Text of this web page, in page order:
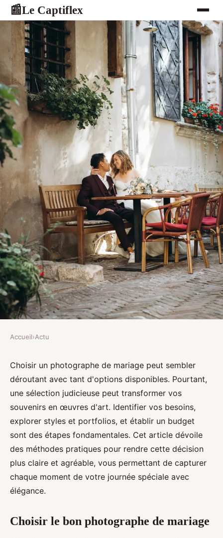
📰Le Captiflex
Les étapes essentielles pour
choisir un photographe mariage
Margot•30 novembre 2024•5 min de lecture
Accueil›Actu
Choisir un photographe de mariage peut sembler
déroutant avec tant d'options disponibles. Pourtant,
une sélection judicieuse peut transformer vos
souvenirs en œuvres d'art. Identifier vos besoins,
explorer styles et portfolios, et établir un budget
sont des étapes fondamentales. Cet article dévoile
des méthodes pratiques pour rendre cette décision
plus claire et agréable, vous permettant de capturer
chaque moment de votre journée spéciale avec
élégance.
Choisir le bon photographe de mariage